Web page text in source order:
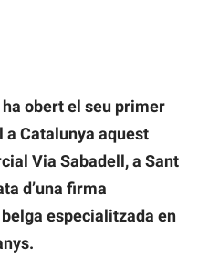
obert el seu primer
Catalunya aquest
Via Sabadell, a Sant
d’una firma
especialitzada en